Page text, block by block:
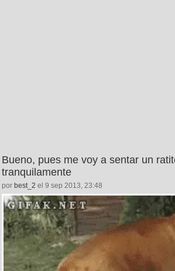
Bueno, pues me voy a sentar un
tranquilamente
por best_2 el 9 sep 2013, 23:48